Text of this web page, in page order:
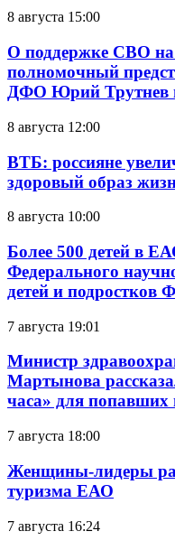
8 августа 15:00
О поддержке СВО на
полномочный
ДФО Юрий Трутнев
8 августа 12:00
ВТБ: россияне
здоровый образ
8 августа 10:00
Более 500 детей в
Федерального
детей и
7 августа 19:01
Министр
Мартынова
часа» для
7 августа 18:00
Женщины-лидеры
туризма ЕАО
7 августа 16:24